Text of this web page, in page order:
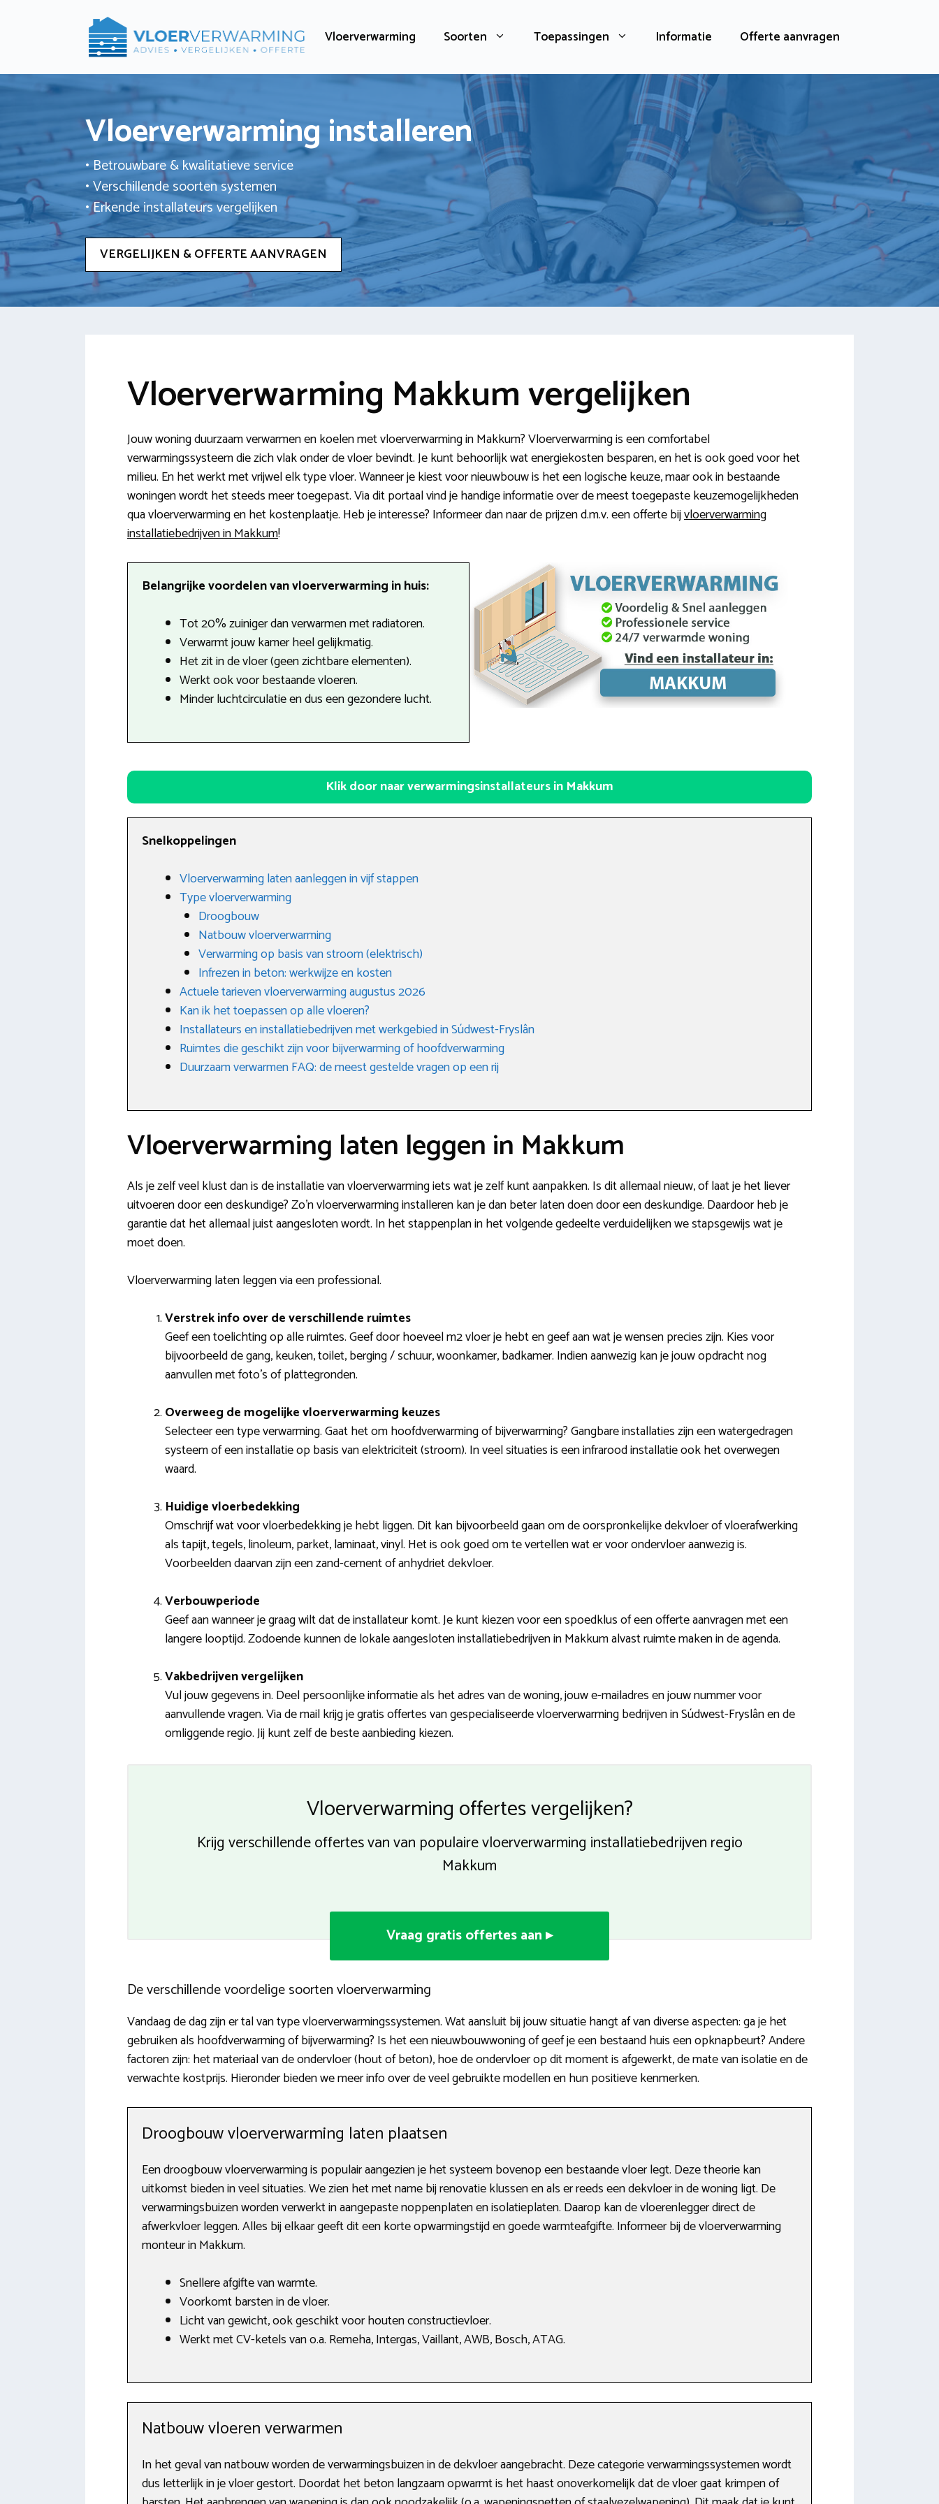
Vloerverwarming Soorten Toepassingen Informatie Offerte aanvragen
Vloerverwarming installeren
• Betrouwbare & kwalitatieve service
• Verschillende soorten systemen
• Erkende installateurs vergelijken
VERGELIJKEN & OFFERTE AANVRAGEN
Vloerverwarming Makkum vergelijken
Jouw woning duurzaam verwarmen en koelen met vloerverwarming in Makkum? Vloerverwarming is een comfortabel
verwarmingssysteem die zich vlak onder de vloer bevindt. Je kunt behoorlijk wat energiekosten besparen, en het is ook goed voor het
milieu. En het werkt met vrijwel elk type vloer. Wanneer je kiest voor nieuwbouw is het een logische keuze, maar ook in bestaande
woningen wordt het steeds meer toegepast. Via dit portaal vind je handige informatie over de meest toegepaste keuzemogelijkheden
qua vloerverwarming en het kostenplaatje. Heb je interesse? Informeer dan naar de prijzen d.m.v. een offerte bijvloerverwarming
installatiebedrijven in Makkum!
Belangrijke voordelen van vloerverwarming in huis:
Tot 20% zuiniger dan verwarmen met radiatoren.
Verwarmt jouw kamer heel gelijkmatig.
Het zit in de vloer (geen zichtbare elementen).
Werkt ook voor bestaande vloeren.
Minder luchtcirculatie en dus een gezondere lucht.
Klik door naar verwarmingsinstallateurs in Makkum
Snelkoppelingen
Vloerverwarming laten aanleggen in vijf stappen
Type vloerverwarming
Droogbouw
Natbouw vloerverwarming
Verwarming op basis van stroom (elektrisch)
Infrezen in beton: werkwijze en kosten
Actuele tarieven vloerverwarming augustus 2026
Kan ik het toepassen op alle vloeren?
Installateurs en installatiebedrijven met werkgebied in Súdwest-Fryslân
Ruimtes die geschikt zijn voor bijverwarming of hoofdverwarming
Duurzaam verwarmen FAQ: de meest gestelde vragen op een rij
Vloerverwarming laten leggen in Makkum
Als je zelf veel klust dan is de installatie van vloerverwarming iets wat je zelf kunt aanpakken. Is dit allemaal nieuw, of laat je het liever
uitvoeren door een deskundige? Zo’n vloerverwarming installeren kan je dan beter laten doen door een deskundige. Daardoor heb je
garantie dat het allemaal juist aangesloten wordt. In het stappenplan in het volgende gedeelte verduidelijken we stapsgewijs wat je
moet doen.
Vloerverwarming laten leggen via een professional.
Verstrek info over de verschillende ruimtes
Geef een toelichting op alle ruimtes. Geef door hoeveel m2 vloer je hebt en geef aan wat je wensen precies zijn. Kies voor
bijvoorbeeld de gang, keuken, toilet, berging / schuur, woonkamer, badkamer. Indien aanwezig kan je jouw opdracht nog
aanvullen met foto’s of plattegronden.
Overweeg de mogelijke vloerverwarming keuzes
Selecteer een type verwarming. Gaat het om hoofdverwarming of bijverwarming? Gangbare installaties zijn een watergedragen
systeem of een installatie op basis van elektriciteit (stroom). In veel situaties is een infrarood installatie ook het overwegen
waard.
Huidige vloerbedekking
Omschrijf wat voor vloerbedekking je hebt liggen. Dit kan bijvoorbeeld gaan om de oorspronkelijke dekvloer of vloerafwerking
als tapijt, tegels, linoleum, parket, laminaat, vinyl. Het is ook goed om te vertellen wat er voor ondervloer aanwezig is.
Voorbeelden daarvan zijn een zand-cement of anhydriet dekvloer.
Verbouwperiode
Geef aan wanneer je graag wilt dat de installateur komt. Je kunt kiezen voor een spoedklus of een offerte aanvragen met een
langere looptijd. Zodoende kunnen de lokale aangesloten installatiebedrijven in Makkum alvast ruimte maken in de agenda.
Vakbedrijven vergelijken
Vul jouw gegevens in. Deel persoonlijke informatie als het adres van de woning, jouw e-mailadres en jouw nummer voor
aanvullende vragen. Via de mail krijg je gratis offertes van gespecialiseerde vloerverwarming bedrijven in Súdwest-Fryslân en de
omliggende regio. Jij kunt zelf de beste aanbieding kiezen.
Vloerverwarming offertes vergelijken?
Krijg verschillende offertes van van populaire vloerverwarming installatiebedrijven regio
Makkum
Vraag gratis offertes aan ▸
De verschillende voordelige soorten vloerverwarming
Vandaag de dag zijn er tal van type vloerverwarmingssystemen. Wat aansluit bij jouw situatie hangt af van diverse aspecten: ga je het
gebruiken als hoofdverwarming of bijverwarming? Is het een nieuwbouwwoning of geef je een bestaand huis een opknapbeurt? Andere
factoren zijn: het materiaal van de ondervloer (hout of beton), hoe de ondervloer op dit moment is afgewerkt, de mate van isolatie en de
verwachte kostprijs. Hieronder bieden we meer info over de veel gebruikte modellen en hun positieve kenmerken.
Droogbouw vloerverwarming laten plaatsen
Een droogbouw vloerverwarming is populair aangezien je het systeem bovenop een bestaande vloer legt. Deze theorie kan
uitkomst bieden in veel situaties. We zien het met name bij renovatie klussen en als er reeds een dekvloer in de woning ligt. De
verwarmingsbuizen worden verwerkt in aangepaste noppenplaten en isolatieplaten. Daarop kan de vloerenlegger direct de
afwerkvloer leggen. Alles bij elkaar geeft dit een korte opwarmingstijd en goede warmteafgifte. Informeer bij de vloerverwarming
monteur in Makkum.
Snellere afgifte van warmte.
Voorkomt barsten in de vloer.
Licht van gewicht, ook geschikt voor houten constructievloer.
Werkt met CV-ketels van o.a. Remeha, Intergas, Vaillant, AWB, Bosch, ATAG.
Natbouw vloeren verwarmen
In het geval van natbouw worden de verwarmingsbuizen in de dekvloer aangebracht. Deze categorie verwarmingssystemen wordt
dus letterlijk in je vloer gestort. Doordat het beton langzaam opwarmt is het haast onoverkomelijk dat de vloer gaat krimpen of